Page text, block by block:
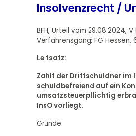
Insolvenzrecht /
BFH, Urteil vom 29.08.2024, V
Verfahrensgang: FG Hessen,
Leitsatz:
Zahlt der Drittschuldner im
schuldbefreiend auf ein
umsatzsteuerpflichtig
InsO vorliegt.
Gründe: